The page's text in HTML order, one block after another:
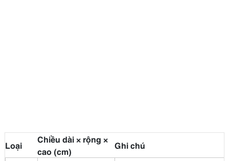
Loại
Chiều dài × rộng ×
cao (cm)
Ghi chú